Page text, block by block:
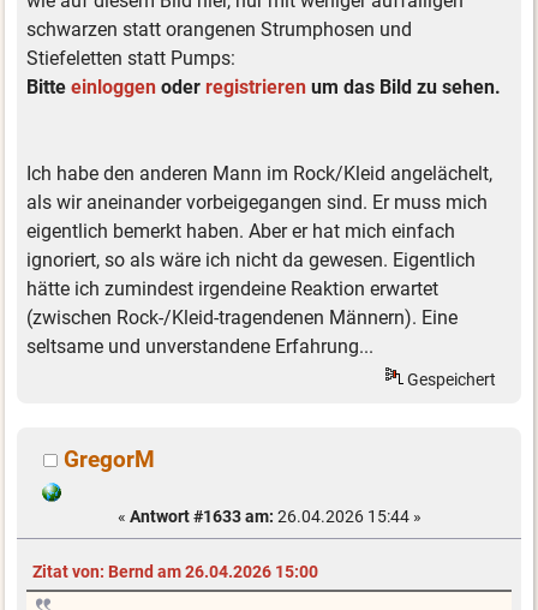
schwarzen statt orangenen Strumphosen und
Stiefeletten statt Pumps:
Bitteeinloggen oderregistrieren um das Bild zu sehen.
Ich habe den anderen Mann im Rock/Kleid angelächelt,
als wir aneinander vorbeigegangen sind. Er muss mich
eigentlich bemerkt haben. Aber er hat mich einfach
ignoriert, so als wäre ich nicht da gewesen. Eigentlich
hätte ich zumindest irgendeine Reaktion erwartet
(zwischen Rock-/Kleid-tragendenen Männern). Eine
seltsame und unverstandene Erfahrung...
Gespeichert
GregorM
« Antwort #1633 am: 26.04.2026 15:44 »
Zitat von: Bernd am 26.04.2026 15:00